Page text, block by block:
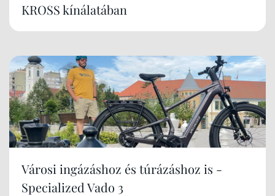
KROSS kínálatában
Városi ingázáshoz és túrázáshoz is -
Specialized Vado 3